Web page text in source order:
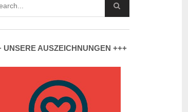
UNSERE AUSZEICHNUNGEN +++